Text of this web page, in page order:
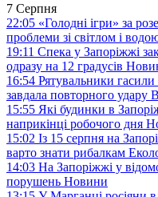
7 Серпня
22:05 «Голодні ігри» за
проблеми зі світлом і
19:11 Спека у Запоріжжі
одразу на 12 градусів
16:54 Рятувальники
завдала повторного удару
15:55 Які будинки в
наприкінці робочого дня
15:02 Із 15 серпня на
варто знати рибалкам
14:03 На Запоріжжі у
порушень Новини